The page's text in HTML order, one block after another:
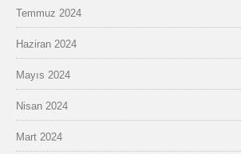
Temmuz 2024
Haziran 2024
Mayıs 2024
Nisan 2024
Mart 2024